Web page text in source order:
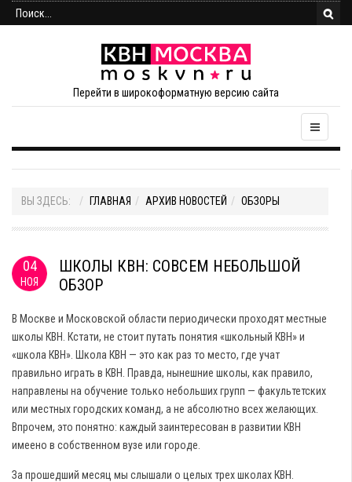
Перейти в широкоформатную версию сайта
ВЫ ЗДЕСЬ: ГЛАВНАЯ АРХИВ НОВОСТЕЙ ОБЗОРЫ
04
НОЯ
ШКОЛЫ КВН: СОВСЕМ НЕБОЛЬШОЙ
ОБЗОР
В Москве и Московской области периодически проходят местные
школы КВН. Кстати, не стоит путать понятия «школьный КВН» и
«школа КВН». Школа КВН — это как раз то место, где учат
правильно играть в КВН. Правда, нынешние школы, как правило,
направлены на обучение только небольших групп — факультетских
или местных городских команд, а не абсолютно всех желающих.
Впрочем, это понятно: каждый заинтересован в развитии КВН
имеено в собственном вузе или городе.
За прошедший месяц мы слышали о целых трех школах КВН.